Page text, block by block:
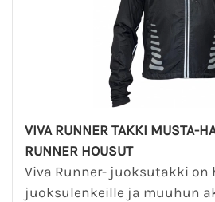
VIVA RUNNER TAKKI MUSTA-
RUNNER HOUSUT
Viva Runner- juoksutakki
juoksulenkeille ja muuhun